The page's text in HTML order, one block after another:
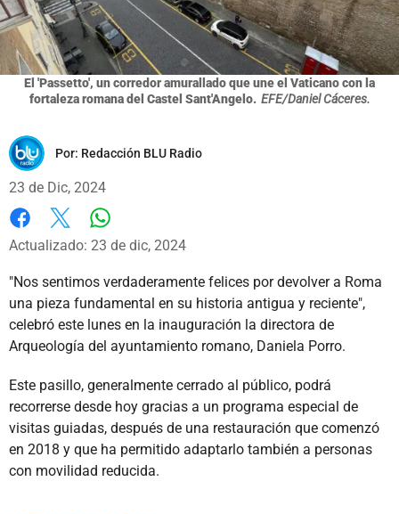
El 'Passetto', un corredor amurallado que une el Vaticano con la
fortaleza romana del Castel Sant'Angelo. EFE/Daniel Cáceres.
Por: Redacción BLU Radio
23 de Dic, 2024
Facebook
X
Actualizado: 23 de dic, 2024
"Nos sentimos verdaderamente felices por devolver a Roma
una pieza fundamental en su historia antigua y reciente",
celebró este lunes en la inauguración la directora de
Arqueología del ayuntamiento romano, Daniela Porro.
Este pasillo, generalmente cerrado al público, podrá
recorrerse desde hoy gracias a un programa especial de
visitas guiadas, después de una restauración que comenzó
en 2018 y que ha permitido adaptarlo también a personas
con movilidad reducida.